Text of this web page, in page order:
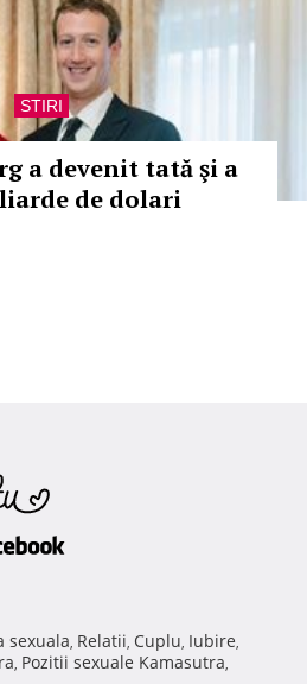
STIRI
a devenit tată şi a
de dolari
sexuala, Relatii, Cuplu, Iubire,
, Pozitii sexuale Kamasutra,